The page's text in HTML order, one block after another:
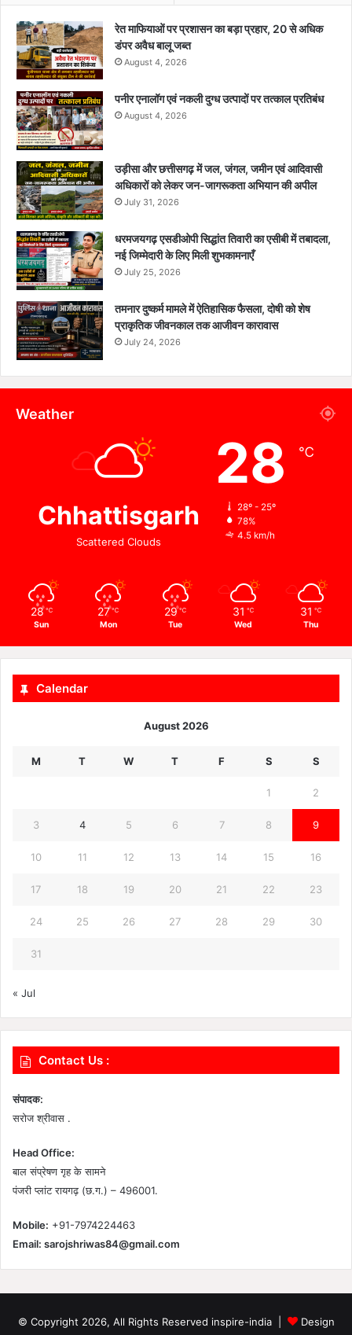
रेत माफियाओं पर प्रशासन का बड़ा प्रहार, 20 से अधिक
डंपर अवैध बालू जब्त
August 4, 2026
पनीर एनालॉग एवं नकली दुग्ध उत्पादों पर तत्काल प्रतिबंध
August 4, 2026
उड़ीसा और छत्तीसगढ़ में जल, जंगल, जमीन एवं आदिवासी
अधिकारों को लेकर जन-जागरूकता अभियान की अपील
July 31, 2026
धरमजयगढ़ एसडीओपी सिद्धांत तिवारी का एसीबी में तबादला,
नई जिम्मेदारी के लिए मिली शुभकामनाएँ
July 25, 2026
तमनार दुष्कर्म मामले में ऐतिहासिक फैसला, दोषी को शेष
प्राकृतिक जीवनकाल तक आजीवन कारावास
July 24, 2026
Weather
Chhattisgarh
Scattered Clouds
28 ℃
28º - 25º
78%
4.5 km/h
28 ℃
Sun
27 ℃
Mon
29 ℃
Tue
31 ℃
Wed
31 ℃
Thu
Calendar
August 2026
M T W T F S S
1 2
3 4 5 6 7 8 9
10 11 12 13 14 15 16
17 18 19 20 21 22 23
24 25 26 27 28 29 30
31
« Jul
Contact Us :
संपादक:
सरोज श्रीवास .
Head Office:
बाल संप्रेषण गृह के सामने
पंजरी प्लांट रायगढ़ (छ.ग.) – 496001.
Mobile: +91-7974224463
Email: sarojshriwas84@gmail.com
© Copyright 2026, All Rights Reserved inspire-india | Design